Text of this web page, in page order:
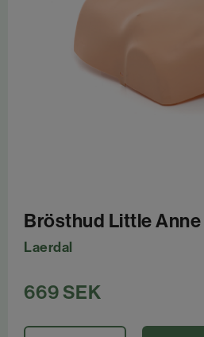
Brösthud Little Anne
Laerdal
669 SEK